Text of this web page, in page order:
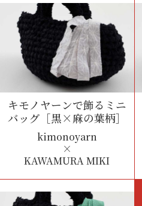
キモノヤーンで飾るミニ
バッグ ［黒×麻の葉柄］
kimonoyarn
×
KAWAMURA MIKI